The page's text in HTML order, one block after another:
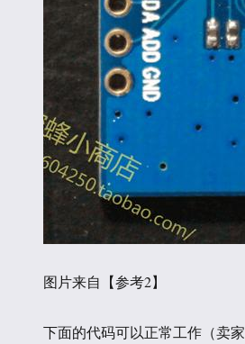
图片来自【参考2】
下面的代码可以正常工作（卖